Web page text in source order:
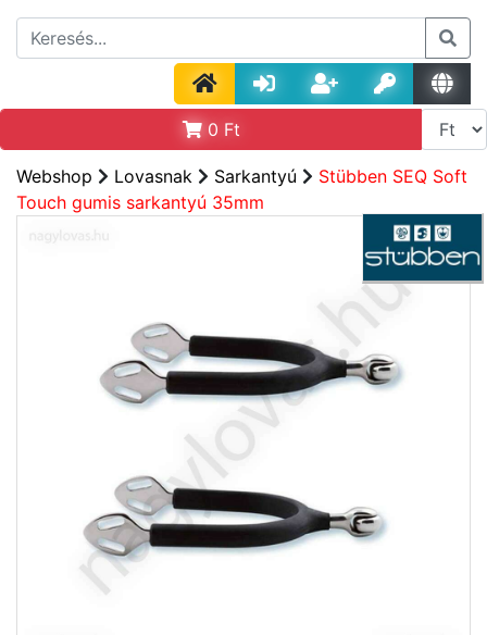
0 Ft
Webshop Lovasnak Sarkantyú
Stübben SEQ Soft
Touch gumis sarkantyú 35mm